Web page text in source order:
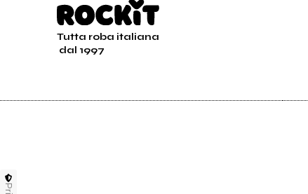
Tutta roba italiana
dal 1997